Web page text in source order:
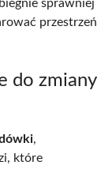
sprawniej
przestrzeń
do zmiany
,
które